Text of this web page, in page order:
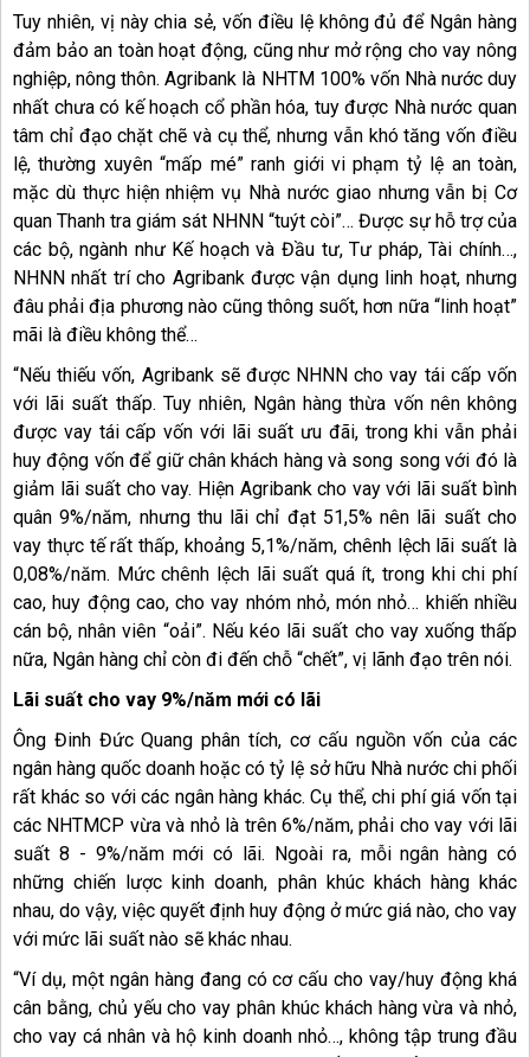
Tuy nhiên, vị này chia sẻ, vốn điều lệ không đủ để Ngân hàng
đảm bảo an toàn hoạt động, cũng như mở rộng cho vay nông
nghiệp, nông thôn. Agribank là NHTM 100% vốn Nhà nước duy
nhất chưa có kế hoạch cổ phần hóa, tuy được Nhà nước quan
tâm chỉ đạo chặt chẽ và cụ thể, nhưng vẫn khó tăng vốn điều
lệ, thường xuyên “mấp mé” ranh giới vi phạm tỷ lệ an toàn,
mặc dù thực hiện nhiệm vụ Nhà nước giao nhưng vẫn bị Cơ
quan Thanh tra giám sát NHNN “tuýt còi”… Được sự hỗ trợ của
các bộ, ngành như Kế hoạch và Đầu tư, Tư pháp, Tài chính…,
NHNN nhất trí cho Agribank được vận dụng linh hoạt, nhưng
đâu phải địa phương nào cũng thông suốt, hơn nữa “linh hoạt”
mãi là điều không thể…
“Nếu thiếu vốn, Agribank sẽ được NHNN cho vay tái cấp vốn
với lãi suất thấp. Tuy nhiên, Ngân hàng thừa vốn nên không
được vay tái cấp vốn với lãi suất ưu đãi, trong khi vẫn phải
huy động vốn để giữ chân khách hàng và song song với đó là
giảm lãi suất cho vay. Hiện Agribank cho vay với lãi suất bình
quân 9%/năm, nhưng thu lãi chỉ đạt 51,5% nên lãi suất cho
vay thực tế rất thấp, khoảng 5,1%/năm, chênh lệch lãi suất là
0,08%/năm. Mức chênh lệch lãi suất quá ít, trong khi chi phí
cao, huy động cao, cho vay nhóm nhỏ, món nhỏ… khiến nhiều
cán bộ, nhân viên “oải”. Nếu kéo lãi suất cho vay xuống thấp
nữa, Ngân hàng chỉ còn đi đến chỗ “chết”, vị lãnh đạo trên nói.
Lãi suất cho vay 9%/năm mới có lãi
Ông Đinh Đức Quang phân tích, cơ cấu nguồn vốn của các
ngân hàng quốc doanh hoặc có tỷ lệ sở hữu Nhà nước chi phối
rất khác so với các ngân hàng khác. Cụ thể, chi phí giá vốn tại
các NHTMCP vừa và nhỏ là trên 6%/năm, phải cho vay với lãi
suất 8 - 9%/năm mới có lãi. Ngoài ra, mỗi ngân hàng có
những chiến lược kinh doanh, phân khúc khách hàng khác
nhau, do vậy, việc quyết định huy động ở mức giá nào, cho vay
với mức lãi suất nào sẽ khác nhau.
“Ví dụ, một ngân hàng đang có cơ cấu cho vay/huy động khá
cân bằng, chủ yếu cho vay phân khúc khách hàng vừa và nhỏ,
cho vay cá nhân và hộ kinh doanh nhỏ…, không tập trung đầu